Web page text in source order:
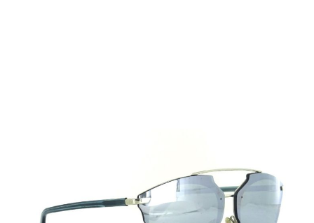
Versandkosten